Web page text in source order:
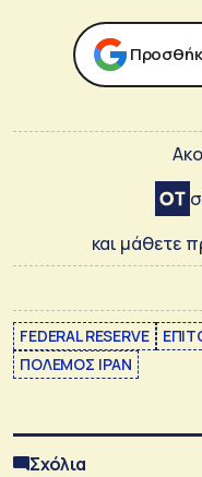
και μάθετε
FEDERAL RESERVE
ΠΟΛΕΜΟΣ ΙΡΑΝ
Σχόλια